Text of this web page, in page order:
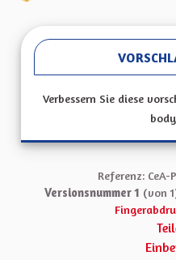
Verbessern Sie diese
Referenz: CeA-
Versionsnummer 1 (von